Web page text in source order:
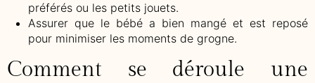
préférés ou les petits jouets.
Assurer que le bébé a bien mangé et est reposé
pour minimiser les moments de grogne.
Comment se déroule une